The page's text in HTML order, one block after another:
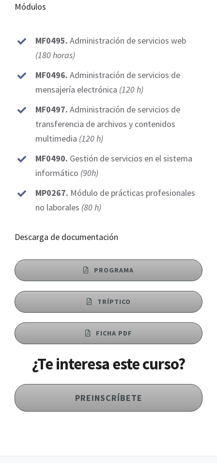
Módulos
MF0495. Administración de servicios web
(180 horas)
MF0496. Administración de servicios de
mensajería electrónica (120 h)
MF0497. Administración de servicios de
transferencia de archivos y contenidos
multimedia (120 h)
MF0490. Gestión de servicios en el sistema
informático (90h)
MP0267. Módulo de prácticas profesionales
no laborales (80 h)
Descarga de documentación
PROGRAMA
TRÍPTICO
FICHA PDF
¿Te interesa este curso?
PREINSCRÍBETE